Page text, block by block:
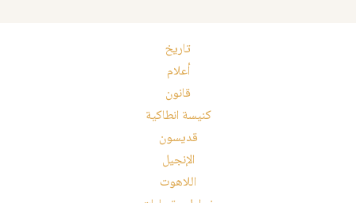
تاريخ
أعلام
قانون
كنيسة انطاكية
قديسون
الإنجيل
اللاهوت